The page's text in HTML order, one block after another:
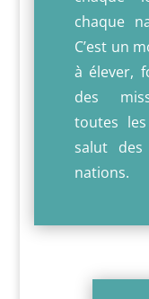
chaque
C’est un
à élever,
des
toutes
salut
nations.